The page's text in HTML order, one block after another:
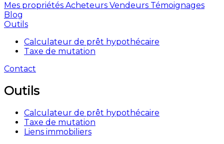
Mes propriétés Acheteurs Vendeurs Témoignages
Blog
Outils
Calculateur de prêt hypothécaire
Taxe de mutation
Contact
Outils
Calculateur de prêt hypothécaire
Taxe de mutation
Liens immobiliers